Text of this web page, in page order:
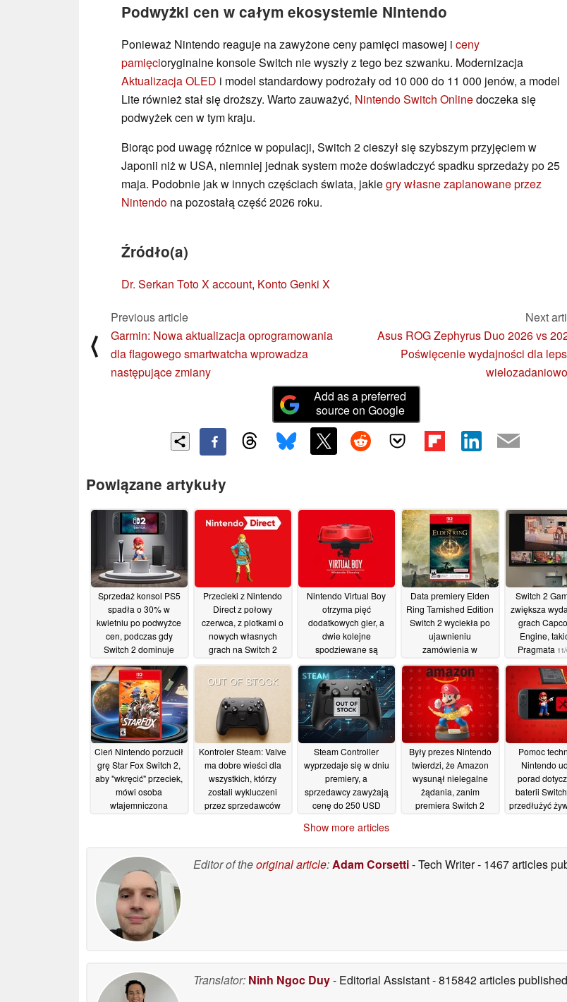
Podwyżki cen w całym ekosystemie Nintendo
Ponieważ Nintendo reaguje na zawyżone ceny pamięci masowej i ceny
pamięcioryginalne konsole Switch nie wyszły z tego bez szwanku. Modernizacja
Aktualizacja OLED i model standardowy podrożały od 10 000 do 11 000 jenów, a model
Lite również stał się droższy. Warto zauważyć, Nintendo Switch Onlinedoczeka się
podwyżek cen w tym kraju.
Biorąc pod uwagę różnice w populacji, Switch 2 cieszył się szybszym przyjęciem w
Japonii niż w USA, niemniej jednak system może doświadczyć spadku sprzedaży po 25
maja. Podobnie jak w innych częściach świata, jakiegry własne zaplanowane przez
Nintendo na pozostałą część 2026 roku.
Źródło(a)
Dr. Serkan Toto X account, Konto Genki X
⟨
Previous article
Garmin: Nowa aktualizacja oprogramowania
dla flagowego smartwatcha wprowadza
następujące zmiany
Next
Asus ROG Zephyrus Duo 2026 vs
Poświęcenie wydajności dla
Add as a preferred
source on Google
Powiązane artykuły
Sprzedaż konsol PS5
spadła o 30% w
kwietniu po podwyżce
cen, podczas gdy
Switch 2 dominuje
20/05/2026
Przecieki z Nintendo
Direct z połowy
czerwca, z plotkami o
nowych własnych
grach na Switch 2
20/05/2026
Nintendo Virtual Boy
otrzyma pięć
dodatkowych gier, a
dwie kolejne
spodziewane są
17/05/2026
Data premiery Elden
Ring Tarnished Edition
Switch 2 wyciekła po
ujawnieniu
zamówienia w
USD12/05/2026
Switch 2
zwiększa
grach
Engine,
Pragmata
Cień Nintendo porzucił
grę Star Fox Switch 2,
aby "wkręcić" przeciek,
mówi osoba
wtajemniczona
Kontroler Steam: Valve
ma dobre wieści dla
wszystkich, którzy
zostali wykluczeni
przez sprzedawców
Steam Controller
wyprzedaje się w dniu
premiery, a
sprzedawcy zawyżają
cenę do 250 USD
Były prezes Nintendo
twierdzi, że Amazon
wysunął nielegalne
żądania, zanim
premiera Switch 2
Pomoc
Nintendo
porad
baterii
przedłużyć
Show more articles
Editor of theoriginal article:Adam Corsetti- Tech Writer- 1467 articles
Translator: Ninh Ngoc Duy- Editorial Assistant- 815842 articles